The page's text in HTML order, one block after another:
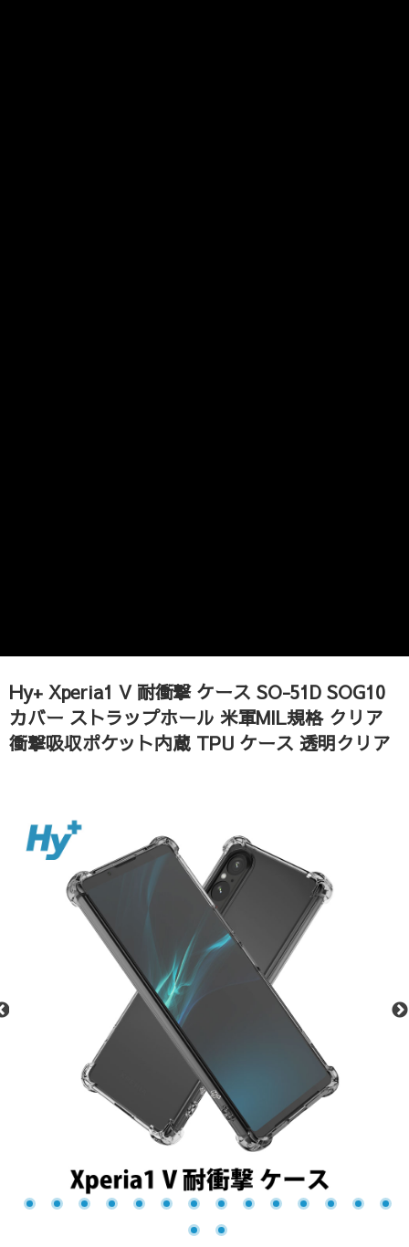
Hy+ Xperia1 V 耐衝撃 ケース SO-51D SOG10
カバー ストラップホール 米軍MIL規格 クリア
衝撃吸収ポケット内蔵 TPU ケース 透明クリア